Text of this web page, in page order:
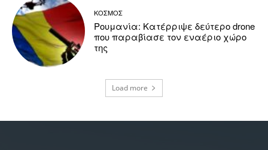
ΚΟΣΜΟΣ
Ρουμανία: Κατέρριψε δεύτερο drone
που παραβίασε τον εναέριο χώρο
της
Load more